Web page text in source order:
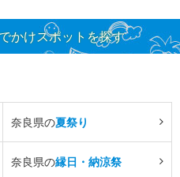
かけスポットを探す
奈良県の夏祭り
奈良県の縁日・納涼祭